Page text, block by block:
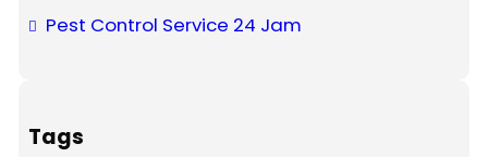
Pest Control Service 24 Jam
Tags